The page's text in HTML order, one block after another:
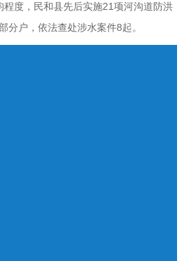
度，民和县先后实施21项河沟道防洪
户，依法查处涉水案件8起。